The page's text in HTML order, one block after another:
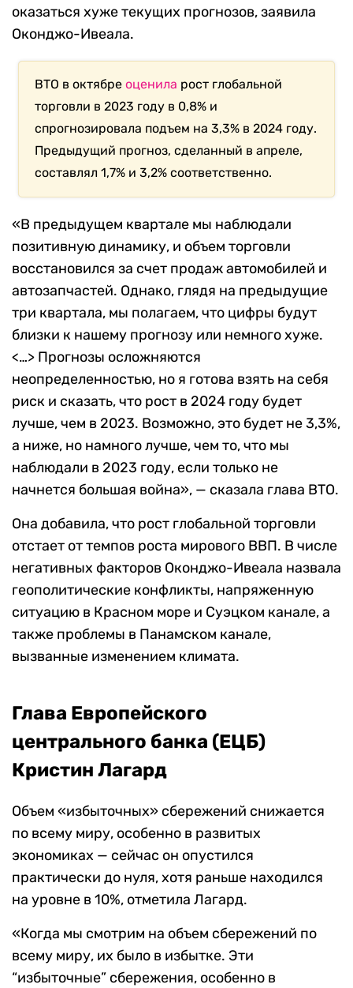
оказаться хуже текущих прогнозов, заявила
Оконджо-Ивеала.
ВТО в октябреоценила рост глобальной
торговли в 2023 году в 0,8% и
спрогнозировала подъем на 3,3% в 2024 году.
Предыдущий прогноз, сделанный в апреле,
составлял 1,7% и 3,2% соответственно.
«В предыдущем квартале мы наблюдали
позитивную динамику, и объем торговли
восстановился за счет продаж автомобилей и
автозапчастей. Однако, глядя на предыдущие
три квартала, мы полагаем, что цифры будут
близки к нашему прогнозу или немного хуже.
<…> Прогнозы осложняются
неопределенностью, но я готова взять на себя
риск и сказать, что рост в 2024 году будет
лучше, чем в 2023. Возможно, это будет не 3,3%,
а ниже, но намного лучше, чем то, что мы
наблюдали в 2023 году, если только не
начнется большая война», — сказала глава ВТО.
Она добавила, что рост глобальной торговли
отстает от темпов роста мирового ВВП. В числе
негативных факторов Оконджо-Ивеала назвала
геополитические конфликты, напряженную
ситуацию в Красном море и Суэцком канале, а
также проблемы в Панамском канале,
вызванные изменением климата.
Глава Европейского
центрального банка (ЕЦБ)
Кристин Лагард
Объем «избыточных» сбережений снижается
по всему миру, особенно в развитых
экономиках — сейчас он опустился
практически до нуля, хотя раньше находился
на уровне в 10%, отметила Лагард.
«Когда мы смотрим на объем сбережений по
всему миру, их было в избытке. Эти
“избыточные” сбережения, особенно в